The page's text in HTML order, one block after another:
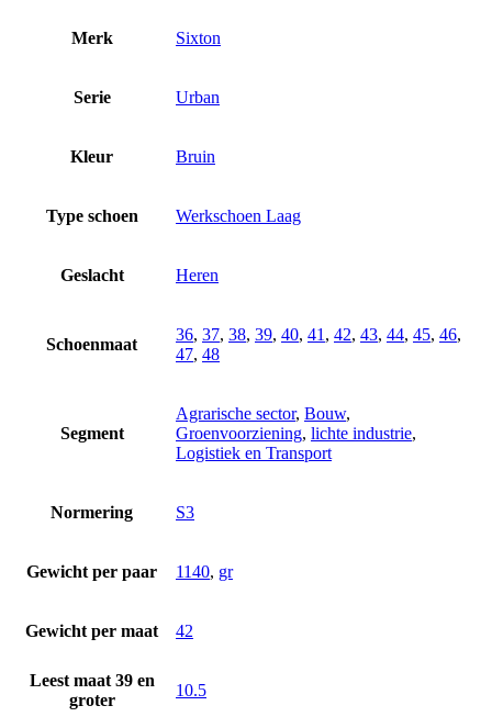
Merk Sixton
Serie Urban
Kleur Bruin
Type schoen Werkschoen Laag
Geslacht Heren
Schoenmaat
36, 37, 38, 39, 40, 41 , 42, 43, 44, 45, 46,
47, 48
Segment
Agrarische sector, Bouw,
Groenvoorziening, lichte industrie,
Logistiek en Transport
Normering S3
Gewicht per paar 1140, gr
Gewicht per maat 42
Leest maat 39 en
groter
10.5